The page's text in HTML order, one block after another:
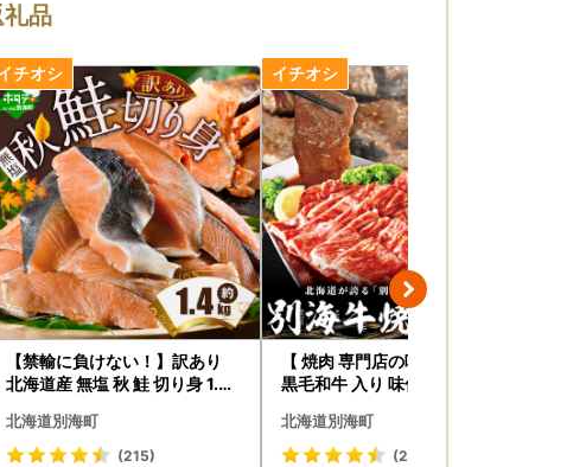
品
【禁輸に負けない！】訳あり
北海道産 無塩 秋 鮭 切り身 1.4k
北海道別海町
(215)
【 焼肉 専門店の味】 北海道産
黒毛和牛 入り 味付け 焼肉 1.2k
だれ 別海町
北海道別海町
(239)